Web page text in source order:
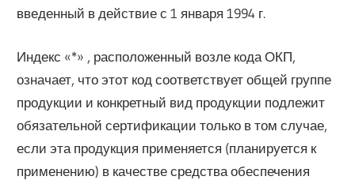
введенный в действие с 1 января 1994 г.
Индекс «*» , расположенный возле кода ОКП,
означает, что этот код соответствует общей группе
продукции и конкретный вид продукции подлежит
обязательной сертификации только в том случае,
если эта продукция применяется (планируется к
применению) в качестве средства обеспечения